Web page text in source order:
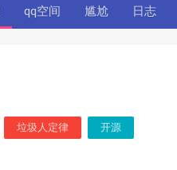
qq空间 尴尬 日志
垃圾人定律 开源